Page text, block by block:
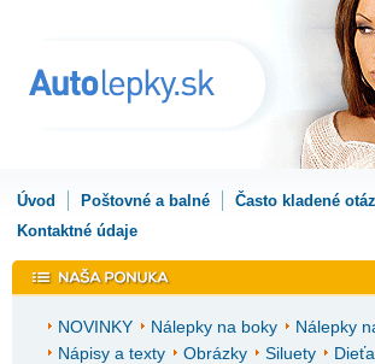
Úvod Poštovné a balné
Často kladené
Kontaktné údaje
NOVINKY Nálepky na boky
Nálepky
Nápisy a texty
Obrázky Siluety